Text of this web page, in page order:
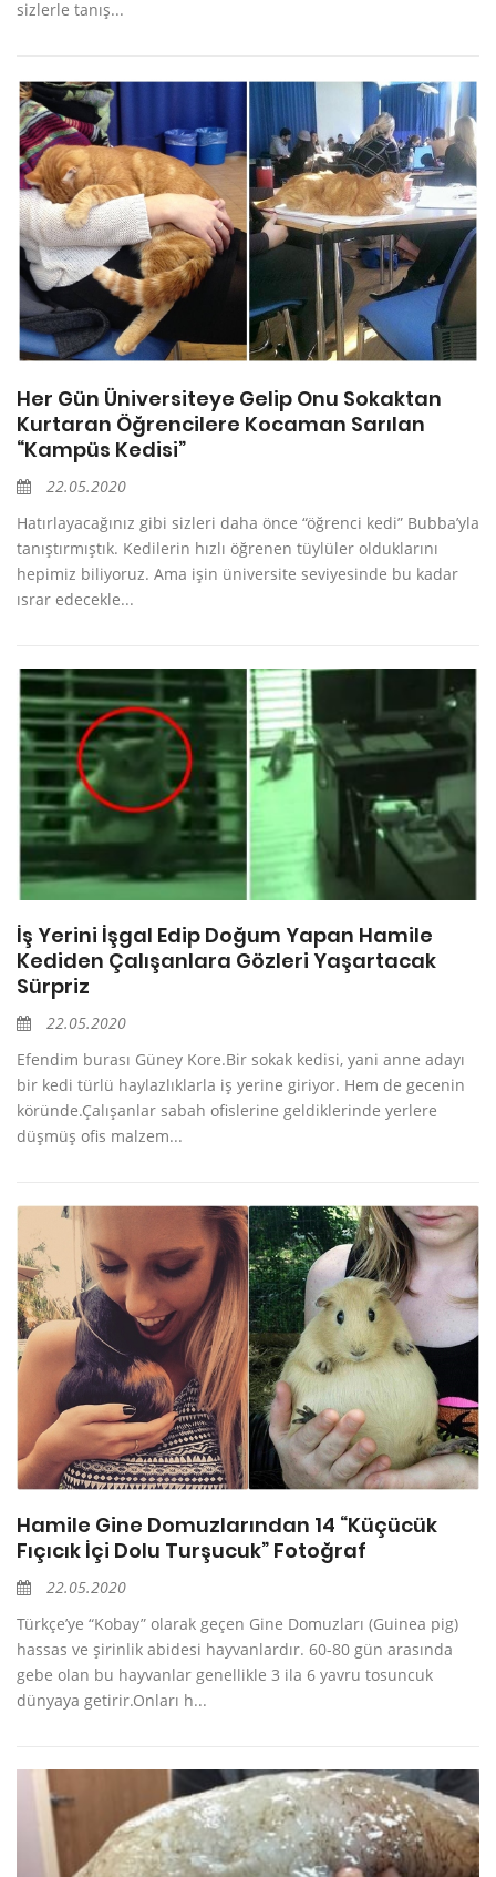
sizlerle tanış...
Her Gün Üniversiteye Gelip Onu Sokaktan
Kurtaran Öğrencilere Kocaman Sarılan
“Kampüs Kedisi”
22.05.2020
Hatırlayacağınız gibi sizleri daha önce “öğrenci kedi” Bubba’yla
tanıştırmıştık. Kedilerin hızlı öğrenen tüylüler olduklarını
hepimiz biliyoruz. Ama işin üniversite seviyesinde bu kadar
ısrar edecekle...
İş Yerini İşgal Edip Doğum Yapan Hamile
Kediden Çalışanlara Gözleri Yaşartacak
Sürpriz
22.05.2020
Efendim burası Güney Kore.Bir sokak kedisi, yani anne adayı
bir kedi türlü haylazlıklarla iş yerine giriyor. Hem de gecenin
köründe.Çalışanlar sabah ofislerine geldiklerinde yerlere
düşmüş ofis malzem...
Hamile Gine Domuzlarından 14 “Küçücük
Fıçıcık İçi Dolu Turşucuk” Fotoğraf
22.05.2020
Türkçe’ye “Kobay” olarak geçen Gine Domuzları (Guinea pig)
hassas ve şirinlik abidesi hayvanlardır. 60-80 gün arasında
gebe olan bu hayvanlar genellikle 3 ila 6 yavru tosuncuk
dünyaya getirir.Onları h...